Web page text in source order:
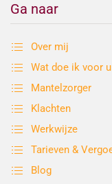
Ga naar
Over mij
Wat doe ik voor u
Mantelzorger
Klachten
Werkwijze
Tarieven &
Blog